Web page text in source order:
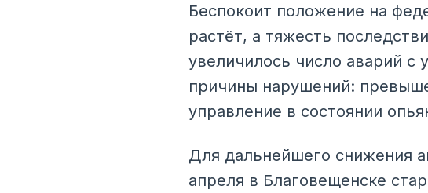
Беспокоит положение на
растёт, а тяжесть
увеличилось число аварий с
причины нарушений:
управление в состоянии
Для дальнейшего снижения
апреля в Благовещенске